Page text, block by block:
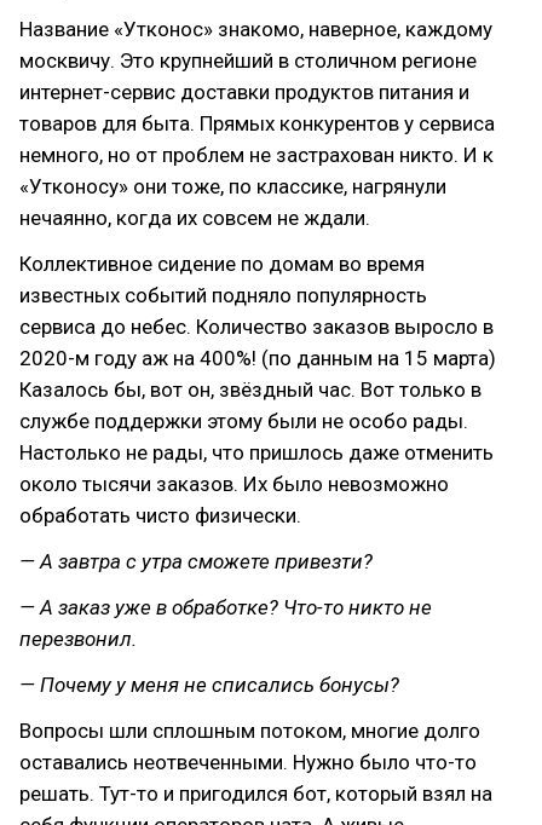
Название «Утконос» знакомо, наверное, каждому
москвичу. Это крупнейший в столичном регионе
интернет-сервис доставки продуктов питания и
товаров для быта. Прямых конкурентов у сервиса
немного, но от проблем не застрахован никто. И к
«Утконосу» они тоже, по классике, нагрянули
нечаянно, когда их совсем не ждали.
Коллективное сидение по домам во время
известных событий подняло популярность
сервиса до небес. Количество заказов выросло в
2020-м году аж на 400%! (по данным на 15 марта)
Казалось бы, вот он, звёздный час. Вот только в
службе поддержки этому были не особо рады.
Настолько не рады, что пришлось даже отменить
около тысячи заказов. Их было невозможно
обработать чисто физически.
— А завтра с утра сможете привезти?
— А заказ уже в обработке? Что-то никто не
перезвонил.
— Почему у меня не списались бонусы?
Вопросы шли сплошным потоком, многие долго
оставались неотвеченными. Нужно было что-то
решать. Тут-то и пригодился бот, который взял на